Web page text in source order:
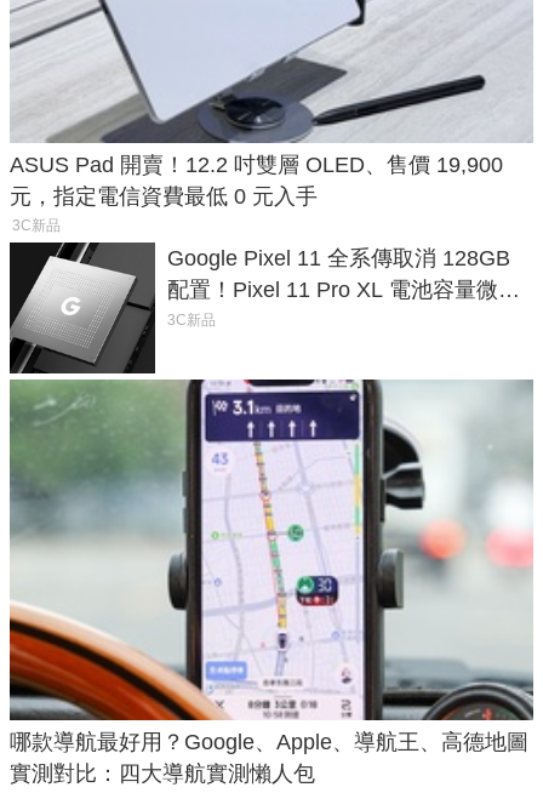
ASUS Pad 開賣！12.2 吋雙層 OLED、售價 19,900
元，指定電信資費最低 0 元入手
3C新品
Google Pixel 11 全系傳取消 128GB
配置！Pixel 11 Pro XL 電池容量微降
1.6%
3C新品
哪款導航最好用？Google、Apple、導航王、高德地圖
實測對比：四大導航實測懶人包